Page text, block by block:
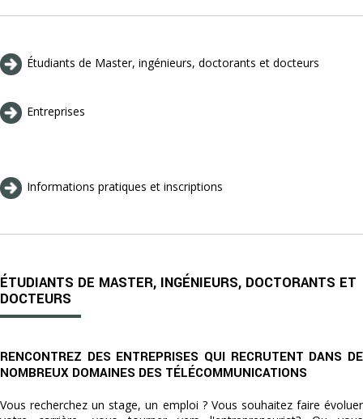
Étudiants de Master, ingénieurs, doctorants et docteurs
Entreprises
Informations pratiques et inscriptions
ÉTUDIANTS DE MASTER, INGÉNIEURS, DOCTORANTS ET
DOCTEURS
RENCONTREZ DES ENTREPRISES QUI RECRUTENT DANS DE
NOMBREUX DOMAINES DES TÉLÉCOMMUNICATIONS
Vous recherchez un stage, un emploi ? Vous souhaitez faire évoluer